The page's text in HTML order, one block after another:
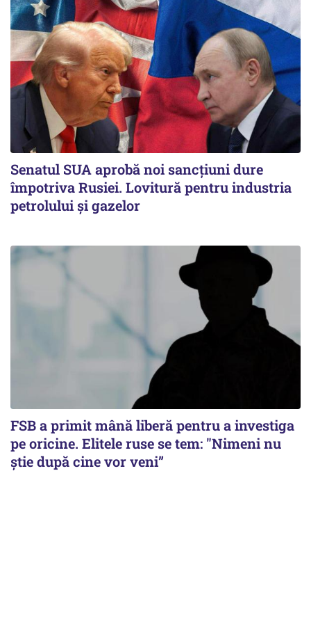
Senatul SUA aprobă noi sancțiuni dure
împotriva Rusiei. Lovitură pentru industria
petrolului și gazelor
FSB a primit mână liberă pentru a investiga
pe oricine. Elitele ruse se tem: "Nimeni nu
știe după cine vor veni”